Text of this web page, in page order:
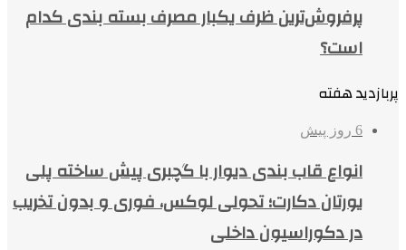
پرفروش‌ترین ظرف یکبار مصرف بسته بندی کدام
است؟
پربازدید هفته
6 روز پیش
انواع قاب بندی دیوار با گچبری پیش ساخته پلی
یورتان دکارت؛ تحولی لوکس، فوری و بدون تخریب
در دکوراسیون داخلی